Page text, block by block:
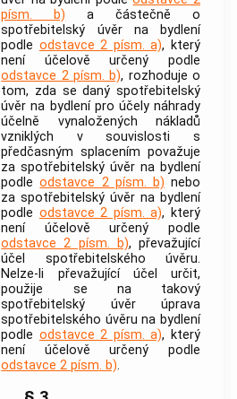
písm. b) a částečně o
spotřebitelský úvěrna bydlení
podle odstavce 2 písm. a), který
není účelově určený podle
odstavce 2 písm. b), rozhoduje o
tom, zda se daný spotřebitelský
úvěr na bydlení pro účely náhrady
účelně vynaložených nákladů
vzniklých v souvislosti s
předčasným splacením považuje
zaspotřebitelský úvěr na bydlení
podleodstavce 2 písm. b) nebo
zaspotřebitelský úvěr na bydlení
podle odstavce 2 písm. a), který
není účelově určený podle
odstavce 2 písm. b), převažující
účel spotřebitelského úvěru.
Nelze-li převažující účel určit,
použije se na takový
spotřebitelský úvěrúprava
spotřebitelského úvěru na bydlení
podle odstavce 2 písm. a), který
není účelově určený podle
odstavce 2 písm. b).